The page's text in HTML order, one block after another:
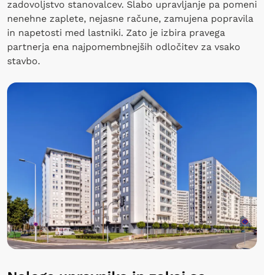
zadovoljstvo stanovalcev. Slabo upravljanje pa pomeni
nenehne zaplete, nejasne račune, zamujena popravila
in napetosti med lastniki. Zato je izbira pravega
partnerja ena najpomembnejših odločitev za vsako
stavbo.